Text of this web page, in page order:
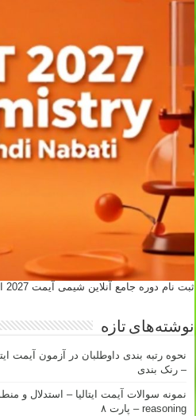
ثبت نام دوره جامع آنلاین شیمی آیمت 2027 ایتالیا - استاد مهدی نباتی
نوشته‌های تازه
– رنک بندی
reasoning – پارت ۸